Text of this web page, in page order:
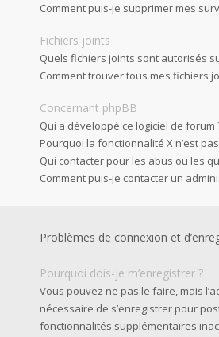
Comment puis-je supprimer mes
Fichiers joints
Quels fichiers joints sont autorisés
Comment trouver tous mes fichiers
Concernant phpBB
Qui a développé ce logiciel de forum
Pourquoi la fonctionnalité X n’est
Qui contacter pour les abus ou les
Comment puis-je contacter un
Problèmes de connexion et
Pourquoi dois-je m’enregistrer ?
Vous pouvez ne pas le faire, mais
nécessaire de s’enregistrer pour
fonctionnalités supplémentaires